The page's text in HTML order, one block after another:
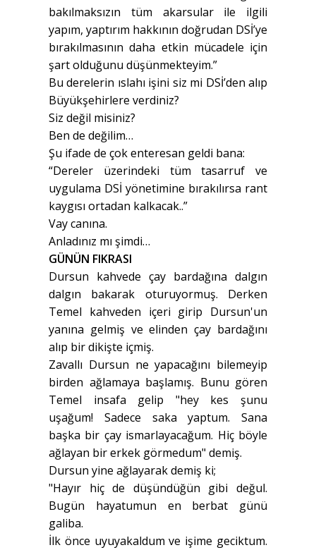
bakılmaksızın tüm akarsular ile ilgili
yapım, yaptırım hakkının doğrudan DSİ’ye
bırakılmasının daha etkin mücadele için
şart olduğunu düşünmekteyim.”
Bu derelerin ıslahı işini siz mi DSİ’den alıp
Büyükşehirlere verdiniz?
Siz değil misiniz?
Ben de değilim…
Şu ifade de çok enteresan geldi bana:
“Dereler üzerindeki tüm tasarruf ve
uygulama DSİ yönetimine bırakılırsa rant
kaygısı ortadan kalkacak..”
Vay canına.
Anladınız mı şimdi…
GÜNÜN FIKRASI
Dursun kahvede çay bardağına dalgın
dalgın bakarak oturuyormuş. Derken
Temel kahveden içeri girip Dursun'un
yanına gelmiş ve elinden çay bardağını
alıp bir dikişte içmiş.
Zavallı Dursun ne yapacağını bilemeyip
birden ağlamaya başlamış. Bunu gören
Temel insafa gelip "hey kes şunu
uşağum! Sadece saka yaptum. Sana
başka bir çay ismarlayacağum. Hiç böyle
ağlayan bir erkek görmedum" demiş.
Dursun yine ağlayarak demiş ki;
"Hayır hiç de düşündüğün gibi değul.
Bugün hayatumun en berbat günü
galiba.
İlk önce uyuyakaldum ve işime geciktum.